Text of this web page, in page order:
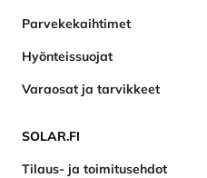
Parvekekaihtimet
Hyönteissuojat
Varaosat ja tarvikkeet
SOLAR.FI
Tilaus- ja toimitusehdot